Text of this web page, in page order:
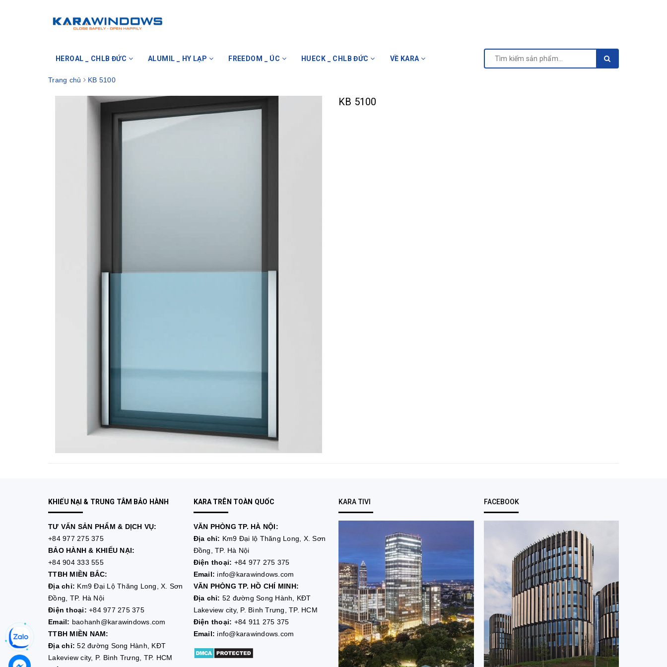
HEROAL _ CHLB ĐỨC ALUMIL _ HY LẠP FREEDOM _ ÚC HUECK _ CHLB ĐỨC VỀ KARA
Trang chủ KB 5100
KB 5100
KHIẾU NẠI & TRUNG TÂM BẢO HÀNH
TƯ VẤN SẢN PHẨM & DỊCH VỤ:
+84 977 275 375
BẢO HÀNH & KHIẾU NẠI:
+84 904 333 555
TTBH MIỀN BẮC:
Địa chỉ: Km9 Đại Lộ Thăng Long, X. Sơn
Đồng, TP. Hà Nội
Điện thoại: +84 977 275 375
Email: baohanh@karawindows.com
TTBH MIỀN NAM:
Địa chỉ: 52 đường Song Hành, KĐT
Lakeview city, P. Bình Trưng, TP. HCM
KARA TRÊN TOÀN QUỐC
VĂN PHÒNG TP. HÀ NỘI:
Địa chỉ: Km9 Đại lộ Thăng Long, X. Sơn
Đồng, TP. Hà Nội
Điện thoại: +84 977 275 375
Email: info@karawindows.com
VĂN PHÒNG TP. HỒ CHÍ MINH:
Địa chỉ: 52 đường Song Hành, KĐT
Lakeview city, P. Bình Trưng, TP. HCM
Điện thoại: +84 911 275 375
Email: info@karawindows.com
KARA TIVI FACEBOOK